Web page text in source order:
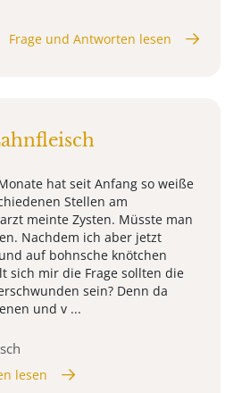
Frage und Antworten lesen
hat seit Anfang so weiße
Stellen am
meinte Zysten. Müsste man
Nachdem ich aber jetzt
auf bohnsche knötchen
sich mir die Frage sollten die
sein? Denn da
und v ...
lesen